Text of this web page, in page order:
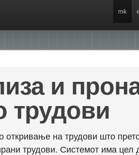
mk
и
трудови
на трудови што
трудови. Системот има цел